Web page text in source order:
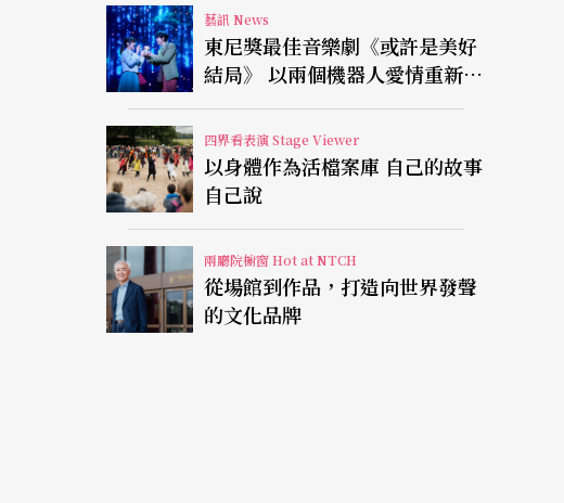
藝訊 News
東尼獎最佳音樂劇《或許是美好
結局》 以兩個機器人愛情重新凝
視有限人生
四界看表演 Stage Viewer
以身體作為活檔案庫 自己的故事
自己說
兩廳院櫥窗 Hot at NTCH
從場館到作品，打造向世界發聲
的文化品牌